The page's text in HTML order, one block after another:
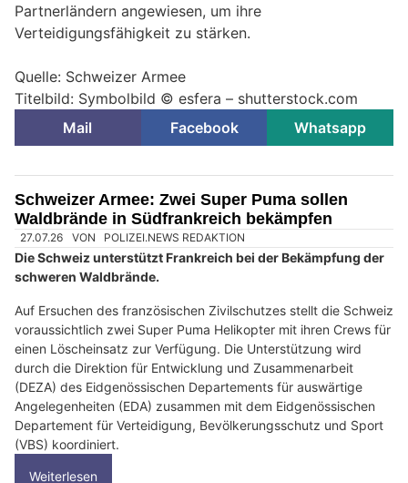
Partnerländern angewiesen, um ihre
Verteidigungsfähigkeit zu stärken.
Quelle: Schweizer Armee
Titelbild: Symbolbild © esfera – shutterstock.com
Mail
Facebook Whatsapp
Schweizer Armee: Zwei Super Puma sollen
Waldbrände in Südfrankreich bekämpfen